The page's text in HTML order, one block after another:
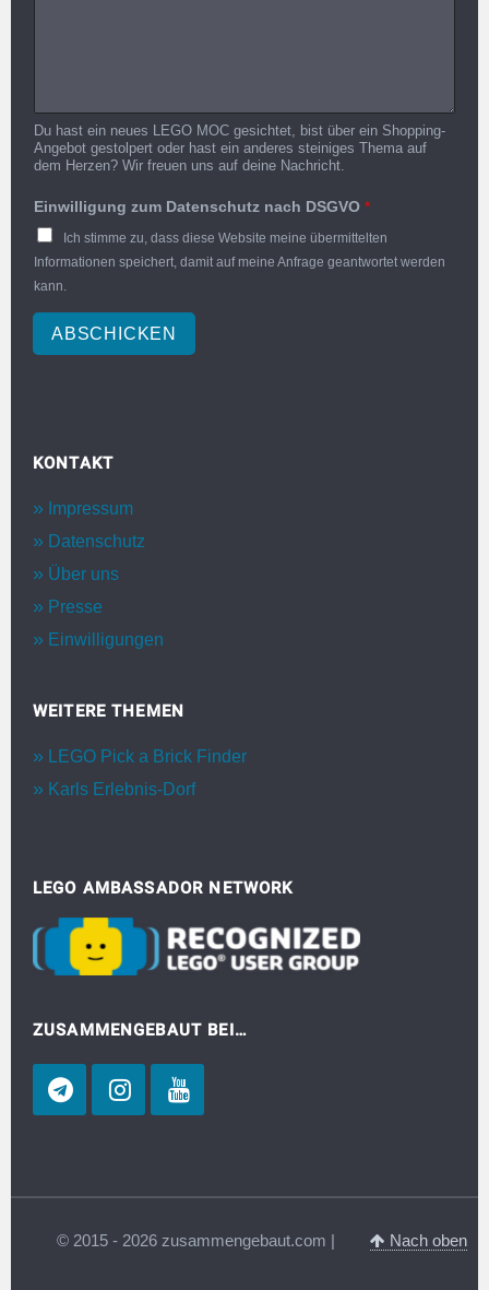
Du hast ein neues LEGO MOC gesichtet, bist über ein Shopping-
Angebot gestolpert oder hast ein anderes steiniges Thema auf
dem Herzen? Wir freuen uns auf deine Nachricht.
Einwilligung zum Datenschutz nach DSGVO *
Ich stimme zu, dass diese Website meine übermittelten
Informationen speichert, damit auf meine Anfrage geantwortet werden
kann.
ABSCHICKEN
KONTAKT
Impressum
Datenschutz
Über uns
Presse
Einwilligungen
WEITERE THEMEN
LEGO Pick a Brick Finder
Karls Erlebnis-Dorf
LEGO AMBASSADOR NETWORK
ZUSAMMENGEBAUT BEI…
© 2015 - 2026 zusammengebaut.com | Nach oben